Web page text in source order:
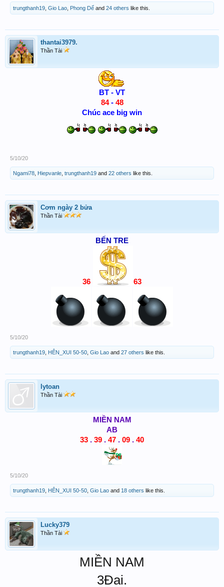
trungthanh19 Gio Lao Phong Dế and 24 others like this.
thantai3979.
Thần Tài
BT - VT
84- 48
Chúc ace big win
5/10/20
Ngami78 Hiepvanle trungthanh19 and 22 others like this.
Cơm ngày 2 bửa
Thần Tài
BẾN TRE
36 63
5/10/20
trungthanh19 HÊN_XUI 50-50 Gio Lao and 27 others like this.
lytoan
Thần Tài
MIỀN NAM
AB
33 . 39 . 47 . 09 . 40
5/10/20
trungthanh19 HÊN_XUI 50-50 Gio Lao and 18 others like this.
Lucky379
Thần Tài
MIỀN NAM
3Đai.